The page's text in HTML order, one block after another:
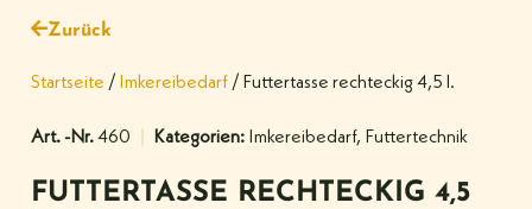
Zurück
Startseite / Imkereibedarf / Futtertasse rechteckig 4,5 l.
Art. -Nr.460 Kategorien: Imkereibedarf, Futtertechnik
FUTTERTASSE RECHTECKIG 4,5